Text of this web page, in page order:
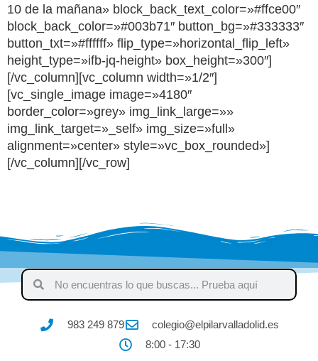
10 de la mañana» block_back_text_color=»#ffce00″
block_back_color=»#003b71″ button_bg=»#333333″
button_txt=»#ffffff» flip_type=»horizontal_flip_left»
height_type=»ifb-jq-height» box_height=»300″]
[/vc_column][vc_column width=»1/2″]
[vc_single_image image=»4180″
border_color=»grey» img_link_large=»»
img_link_target=»_self» img_size=»full»
alignment=»center» style=»vc_box_rounded»]
[/vc_column][/vc_row]
983 249 879
colegio@elpilarvalladolid.es
8:00 - 17:30